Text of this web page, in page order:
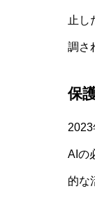
止し
調さ
保
AIの
的な